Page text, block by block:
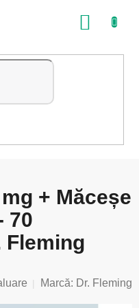
COŞ
+ Măceșe
70
Fleming
Marcă: Dr. Fleming